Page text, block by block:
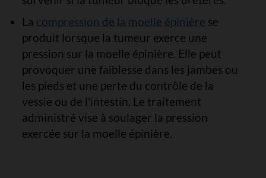
La compression de la moelle épinière se
produit lorsque la tumeur exerce une
pression sur la moelle épinière. Elle peut
provoquer une faiblesse dans les jambes ou
les pieds et une perte du contrôle de la
vessie ou de l'intestin. Le traitement
administré vise à soulager la pression
exercée sur la moelle épinière.